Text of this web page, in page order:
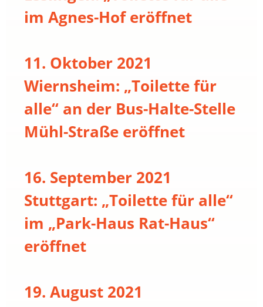
im Agnes-Hof eröffnet
11. Oktober 2021
Wiernsheim: „Toilette für
alle“ an der Bus-Halte-Stelle
Mühl-Straße eröffnet
16. September 2021
Stuttgart: „Toilette für alle“
im „Park-Haus Rat-Haus“
eröffnet
19. August 2021